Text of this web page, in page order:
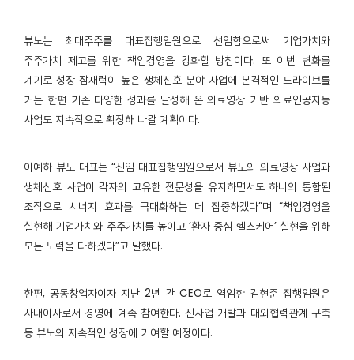
뷰노는 최대주주를 대표집행임원으로 선임함으로써 기업가치와
주주가치 제고를 위한 책임경영을 강화할 방침이다. 또 이번 변화를
계기로 성장 잠재력이 높은 생체신호 분야 사업에 본격적인 드라이브를
거는 한편 기존 다양한 성과를 달성해 온 의료영상 기반 의료인공지능
사업도 지속적으로 확장해 나갈 계획이다.
이예하 뷰노 대표는 “신임 대표집행임원으로서 뷰노의 의료영상 사업과
생체신호 사업이 각자의 고유한 전문성을 유지하면서도 하나의 통합된
조직으로 시너지 효과를 극대화하는 데 집중하겠다”며 “책임경영을
실현해 기업가치와 주주가치를 높이고 ‘환자 중심 헬스케어’ 실현을 위해
모든 노력을 다하겠다”고 말했다.
한편, 공동창업자이자 지난 2년 간 CEO로 역임한 김현준 집행임원은
사내이사로서 경영에 계속 참여한다. 신사업 개발과 대외협력관계 구축
등 뷰노의 지속적인 성장에 기여할 예정이다.